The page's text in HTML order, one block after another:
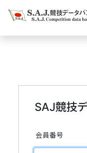
SAJ競技
会員番号